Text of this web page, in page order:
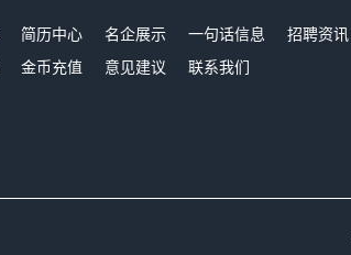
简历中心 名企展示 一句话信息 招聘资讯
金币充值 意见建议 联系我们